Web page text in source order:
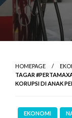
HOMEPAGE
TAGAR
KORUPSI DI ANAK
EKONOMI